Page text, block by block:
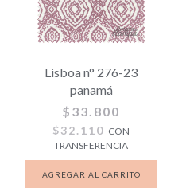
Lisboa n° 276-23
panamá
$33.800
$32.110 CON
TRANSFERENCIA